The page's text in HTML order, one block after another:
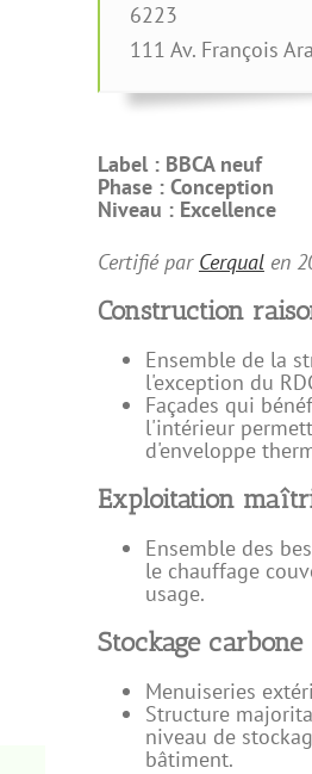
6223
111 Av. François
Label : BBCA neuf
Phase : Conception
Niveau : Excellence
Certifié par Cerqualen
Construction
Ensemble de la
l'exception du
Façades qui
l'intérieur
d'enveloppe
Exploitation
Ensemble des
le chauffage
usage.
Stockage carbone
Menuiseries
Structure
niveau de
bâtiment.